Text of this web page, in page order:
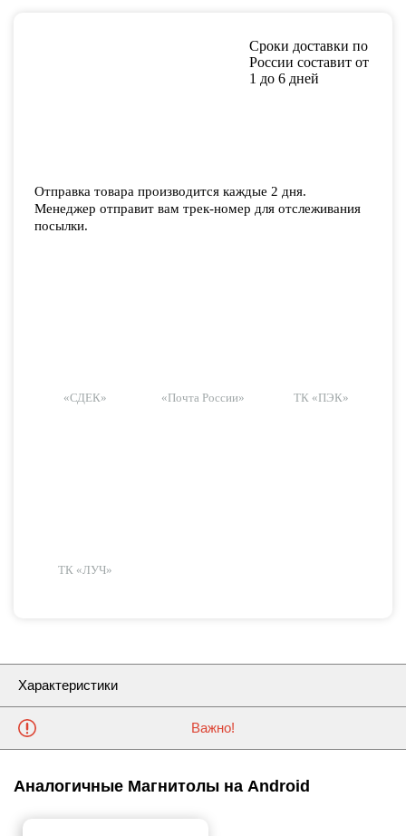
Сроки доставки по
России составит от
1 до 6 дней
Отправка товара производится каждые 2 дня.
Менеджер отправит вам трек-номер для отслеживания
посылки.
«СДЕК» «Почта России» ТК «ПЭК»
ТК «ЛУЧ»
Характеристики
Важно!
Аналогичные Магнитолы на Android